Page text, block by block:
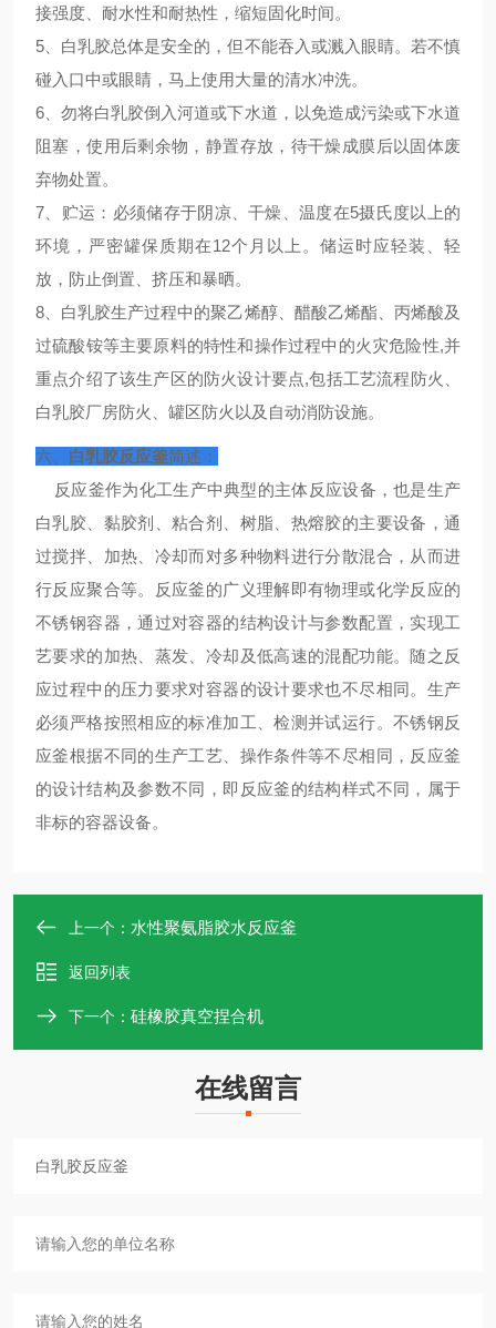
接强度、耐水性和耐热性，缩短固化时间。
5、白乳胶总体是安全的，但不能吞入或溅入眼睛。若不慎
碰入口中或眼睛，马上使用大量的清水冲洗。
6、勿将白乳胶倒入河道或下水道，以免造成污染或下水道
阻塞，使用后剩余物，静置存放，待干燥成膜后以固体废
弃物处置。
7、贮运：必须储存于阴凉、干燥、温度在5摄氏度以上的
环境，严密罐保质期在12个月以上。储运时应轻装、轻
放，防止倒置、挤压和暴晒。
8、白乳胶生产过程中的聚乙烯醇、醋酸乙烯酯、丙烯酸及
过硫酸铵等主要原料的特性和操作过程中的火灾危险性,并
重点介绍了该生产区的防火设计要点,包括工艺流程防火、
白乳胶厂房防火、罐区防火以及自动消防设施。
六、 白乳胶反应釜简述：
反应釜作为化工生产中典型的主体反应设备，也是生产
白乳胶、黏胶剂、粘合剂、树脂、热熔胶的主要设备，通
过搅拌、加热、冷却而对多种物料进行分散混合，从而进
行反应聚合等。反应釜的广义理解即有物理或化学反应的
不锈钢容器，通过对容器的结构设计与参数配置，实现工
艺要求的加热、蒸发、冷却及低高速的混配功能。随之反
应过程中的压力要求对容器的设计要求也不尽相同。生产
必须严格按照相应的标准加工、检测并试运行。不锈钢反
应釜根据不同的生产工艺、操作条件等不尽相同，反应釜
的设计结构及参数不同，即反应釜的结构样式不同，属于
非标的容器设备。
上一个： 水性聚氨脂胶水反应釜
返回列表
下一个： 硅橡胶真空捏合机
在线留言